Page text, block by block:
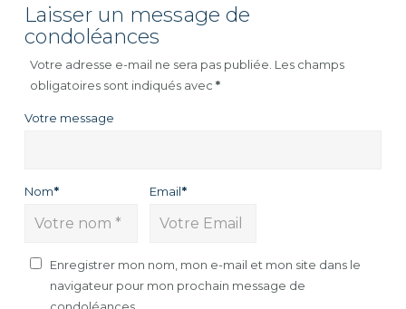
Laisser un message de
condoléances
Votre adresse e-mail ne sera pas publiée. Les champs
obligatoires sont indiqués avec*
Votre message
Nom* Email*
Enregistrer mon nom, mon e-mail et mon site dans le
navigateur pour mon prochain message de